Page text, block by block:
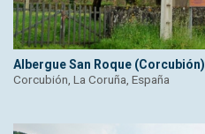
Albergue San Roque (Corcubión)
Corcubión, La Coruña, España